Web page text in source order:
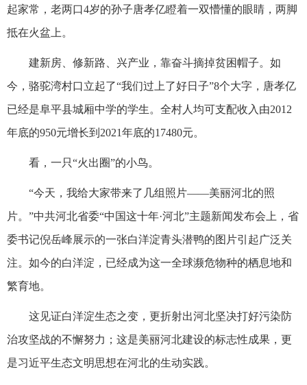
起家常，老两口4岁的孙子唐孝亿瞪着一双懵懂的眼睛，两脚
抵在火盆上。
建新房、修新路、兴产业，靠奋斗摘掉贫困帽子。如
今，骆驼湾村口立起了“我们过上了好日子”8个大字，唐孝亿
已经是阜平县城厢中学的学生。全村人均可支配收入由2012
年底的950元增长到2021年底的17480元。
看，一只“火出圈”的小鸟。
“今天，我给大家带来了几组照片——美丽河北的照
片。”中共河北省委“中国这十年·河北”主题新闻发布会上，省
委书记倪岳峰展示的一张白洋淀青头潜鸭的图片引起广泛关
注。如今的白洋淀，已经成为这一全球濒危物种的栖息地和
繁育地。
这见证白洋淀生态之变，更折射出河北坚决打好污染防
治攻坚战的不懈努力；这是美丽河北建设的标志性成果，更
是习近平生态文明思想在河北的生动实践。